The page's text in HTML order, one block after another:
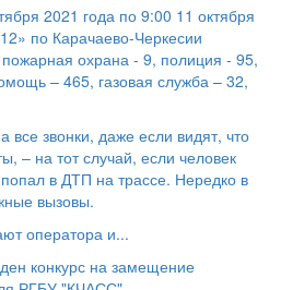
2021 года по 9:00 11 октября
по Карачаево-Черкесии
охрана - 9, полиция - 95,
– 465, газовая служба – 32,
все звонки, даже если видят, что
– на тот случай, если человек
в ДТП на трассе. Нередко в
вызовы.
оператора и...